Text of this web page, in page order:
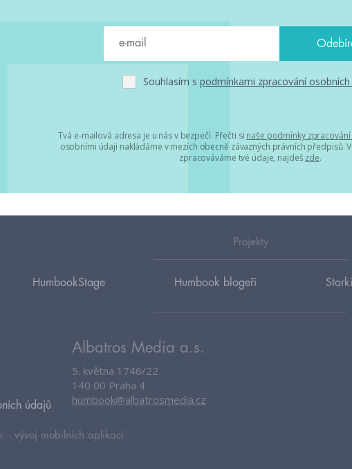
Souhlasím s podmínkami zpracování
Tvá e-mailová adresa je u nás v bezpečí. Přečti si naše podmínky
osobními údaji nakládáme v mezích obecně závazných právních předpisů.
zpracováváme tvé údaje, najdeš zde.
Projekty
HumbookStage Humbook blogeři Storki
údajů
Albatros Media a.s.
5. května 1746/22
140 00 Praha 4
humbook@albatrosmedia.cz
- vývoj mobilních aplikací